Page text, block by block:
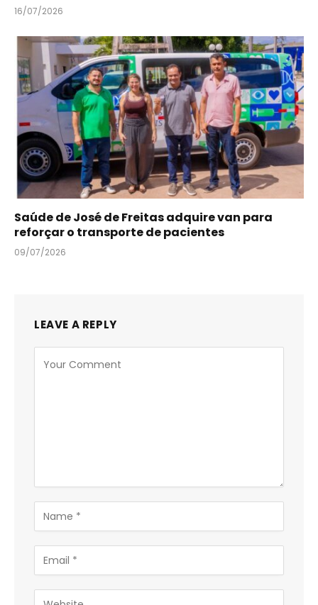
16/07/2026
Saúde de José de Freitas adquire van para
reforçar o transporte de pacientes
09/07/2026
LEAVE A REPLY